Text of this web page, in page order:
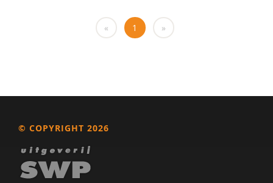
Alide A. Heuvelink
Mw. A.A. Spek
« 1 »
© COPYRIGHT 2026